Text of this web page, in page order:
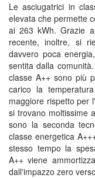
Le asciugatrici in
elevata che permette
ai 263 kWh. Grazie
recente, inoltre, si
davvero poca
sentita dalla
classe A++ sono più
carico la
maggiore rispetto per
si trovano moltissime
sono la seconda
classe energetica
stesso tempo la
A++ viene
dall'impazzo zero